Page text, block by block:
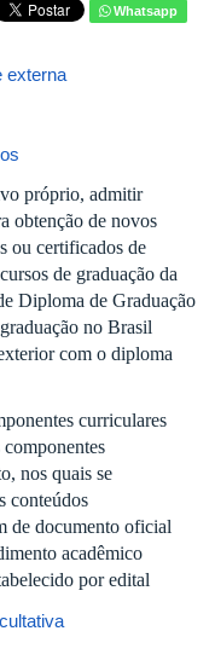
Whatsapp
externa
próprio, admitir
obtenção de novos
ou certificados de
de graduação da
Diploma de Graduação
no Brasil
com o diploma
curriculares
nos quais se
conteúdos
de documento oficial
acadêmico
por edital